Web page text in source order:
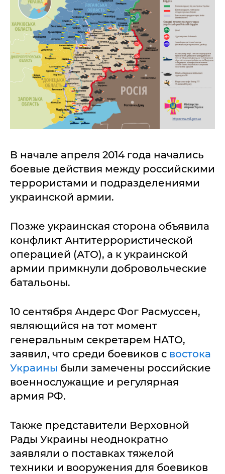
В начале апреля 2014 года начались
боевые действия между российскими
террористами и подразделениями
украинской армии.
Позже украинская сторона объявила
конфликт Антитеррористической
операцией (АТО), а к украинской
армии примкнули добровольческие
батальоны.
10 сентября Андерс Фог Расмуссен,
являющийся на тот момент
генеральным секретарем НАТО,
заявил, что среди боевиков с востока
Украины были замечены российские
военнослужащие и регулярная
армия РФ.
Также представители Верховной
Рады Украины неоднократно
заявляли о поставках тяжелой
техники и вооружения для боевиков